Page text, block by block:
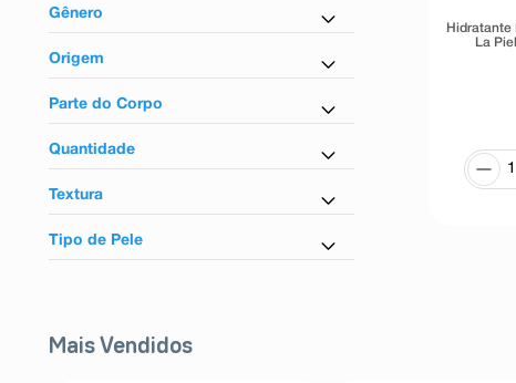
Para hidratação
Hidratante
Gênero
Feminino
Unissex
Origem
Nacional
Parte do Corpo
Para as mãos
Para o corpo
Quantidade
400ml
50g
Textura
Em creme
Tipo de Pele
Hidratante
La
Mais Vendidos